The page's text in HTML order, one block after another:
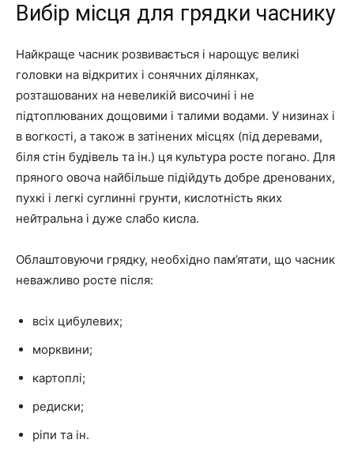
Вибір місця для грядки часнику
Найкраще часник розвивається і нарощує великі
головки на відкритих і сонячних ділянках,
розташованих на невеликій височині і не
підтоплюваних дощовими і талими водами. У низинах і
в вогкості, а також в затінених місцях (під деревами,
біля стін будівель та ін.) ця культура росте погано. Для
пряного овоча найбільше підійдуть добре дренованих,
пухкі і легкі суглинні грунти, кислотність яких
нейтральна і дуже слабо кисла.
Облаштовуючи грядку, необхідно пам’ятати, що часник
неважливо росте після:
всіх цибулевих;
морквини;
картоплі;
редиски;
ріпи та ін.